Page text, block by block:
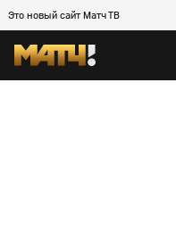
Это новый сайт Матч ТВ